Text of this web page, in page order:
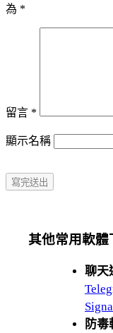
為 *
留言 *
顯示名稱
其他常用軟體
聊天
防毒